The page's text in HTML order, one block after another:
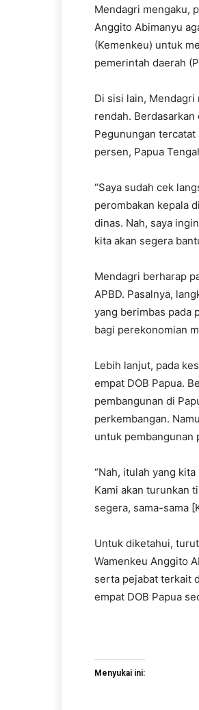
Mendagri mengaku,
Anggito Abimanyu
(Kemenkeu) untuk
pemerintah daerah
Di sisi lain, Mendagri
rendah.
Pegunungan
persen, Papua
“Saya sudah cek
perombakan kepala
dinas. Nah, saya
kita akan segera
Mendagri berharap
APBD. Pasalnya,
yang berimbas pada
bagi perekonomian
Lebih lanjut, pada
empat DOB Papua.
pembangunan di
perkembangan.
untuk pembangunan
“Nah, itulah yang
Kami akan turunkan
segera, sama-sama
Untuk diketahui,
Wamenkeu Anggito
serta pejabat terkait
empat DOB Papua
Menyukai ini: